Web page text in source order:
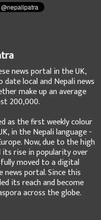
news portal in the UK,
local and Nepali news
make up an average
200,000.
as the first weekly colour
in the Nepali language -
Now, due to the high
rise in popularity over
moved to a digital
news portal. Since this
its reach and become
across the globe.